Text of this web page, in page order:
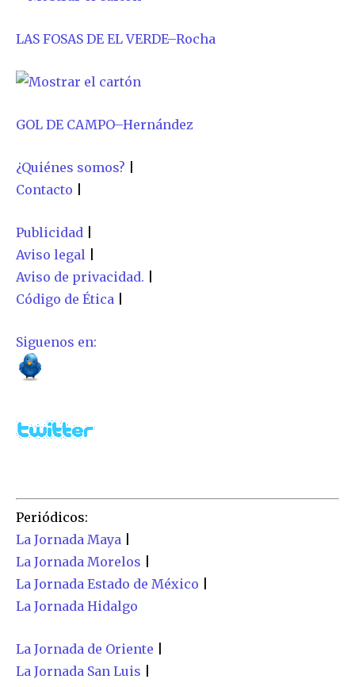
Únete a nuestra comunidad de
suscriptores y sé parte de la
Para suscribirte, solo escribe tu dirección de correo eletrónico
y da click en el botón de "suscribir". No te preocupes,
respetamos tu privacidad y no enviaremos correo basura a tu
INBOX. Tu información está segura con nosotros.
Acepto laPolítica de Privacidad
32,111
Seguidores
32,214 11,243
LAS FOSAS DE EL VERDE–Rocha
GOL DE CAMPO–Hernández
¿Quiénes somos?
Contacto
Publicidad
Aviso legal
Aviso de privacidad.
Código de Ética
Siguenos en:
Periódicos:
La Jornada Maya
La Jornada Morelos
La Jornada Estado de México
La Jornada Hidalgo
La Jornada de Oriente
La Jornada San Luis